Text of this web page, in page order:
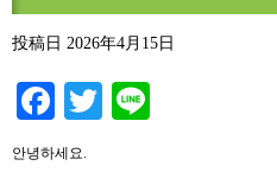
投稿日 2026年4月15日
Facebook
Twitter
안녕하세요.